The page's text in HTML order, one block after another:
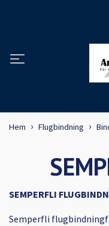
Hem Flugbindning
SEMPERFLI
Semperfli